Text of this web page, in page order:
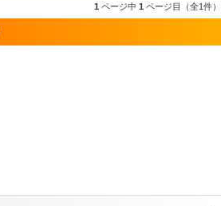
1 ページ中 1 ページ目（全1件）